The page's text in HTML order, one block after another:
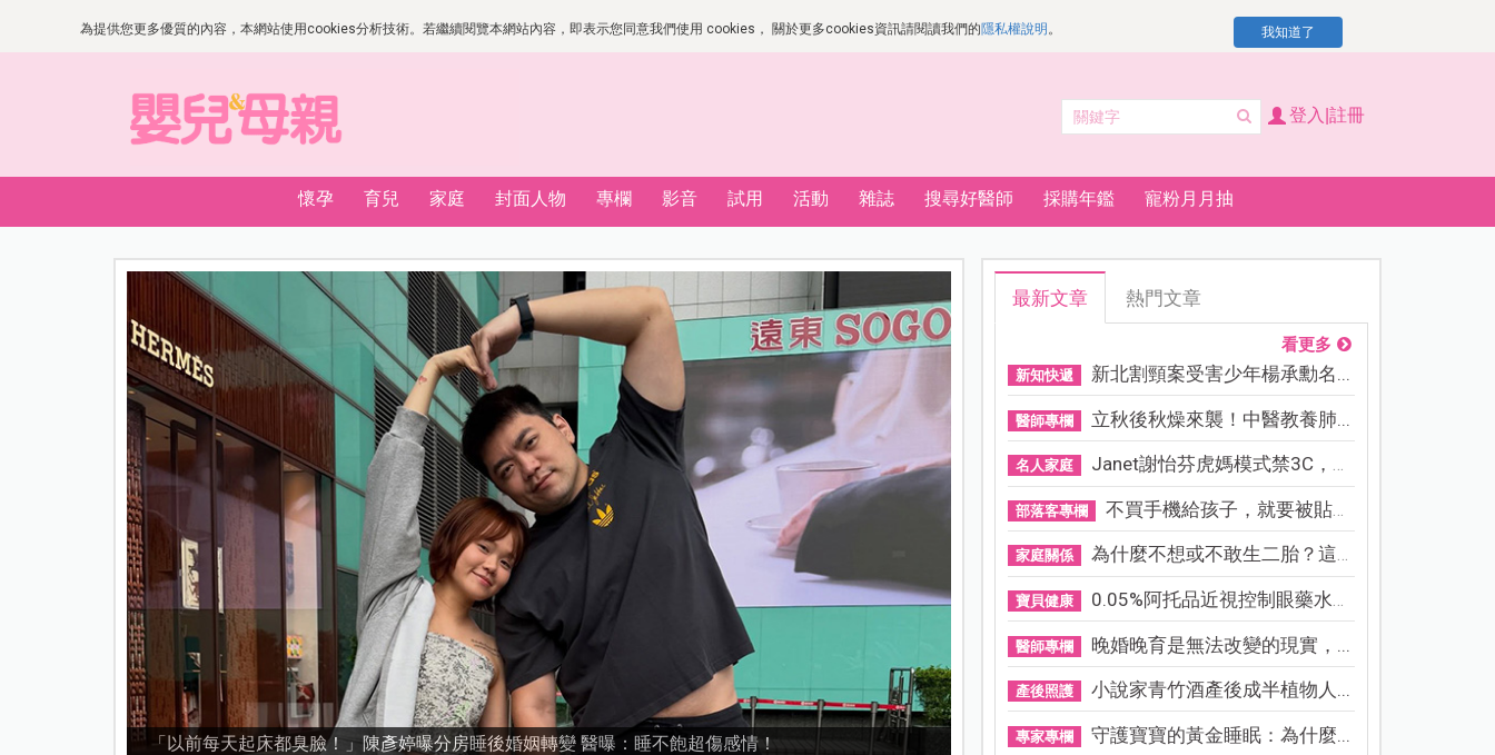
為提供您更多優質的內容，本網站使用cookies分析技術。若繼續閱覽本網站內容，即表示您同意我們使用 cookies， 關於更多cookies資訊請閱讀我們的隱私權說明 。 我知道了
登入|註冊
懷孕 育兒 家庭 封面人物 專欄 影音 試用 活動 雜誌 搜尋好醫師 採購年鑑 寵粉月月抽
「以前每天起床都臭臉！」陳彥婷曝分房睡後婚姻轉變 醫曝：睡不飽超傷感情！ 9歲童腹痛1年，竟長15公分腫瘤！兒醫：5症狀易誤診腸胃炎恐
最新文章 熱門文章
看更多
新知快遞 新北割頸案受害少年楊承勳名...
醫師專欄 立秋後秋燥來襲！中醫教養肺...
名人家庭 Janet謝怡芬虎媽模式禁3C，看...
部落客專欄 不買手機給孩子，就要被貼「...
家庭關係 為什麼不想或不敢生二胎？這8...
寶貝健康 0.05%阿托品近視控制眼藥水納...
醫師專欄 晚婚晚育是無法改變的現實，...
產後照護 小說家青竹酒產後成半植物人...
專家專欄 守護寶寶的黃金睡眠：為什麼...